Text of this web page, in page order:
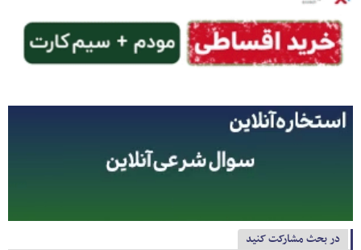
در بحث مشارکت کنید